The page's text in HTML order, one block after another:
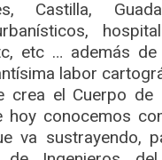
Castilla,
etc … además
labor
crea el Cuerpo de
hoy conocemos
va sustrayendo,